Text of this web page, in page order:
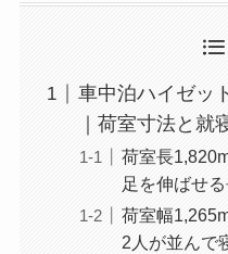
車中泊ハイゼッ
｜荷室寸法と就
荷室長
足を伸ばせ
荷室幅
2人が並んで